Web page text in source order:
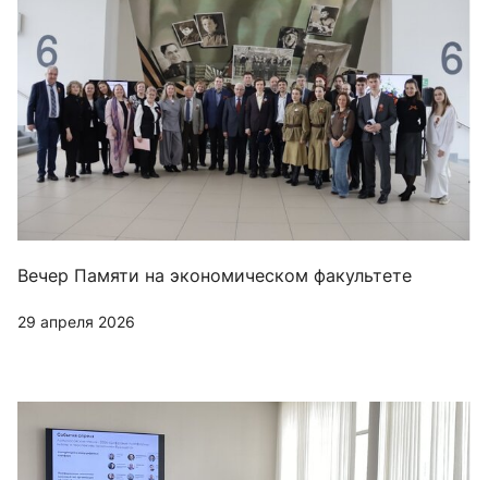
Вечер Памяти на экономическом факультете
29 апреля 2026